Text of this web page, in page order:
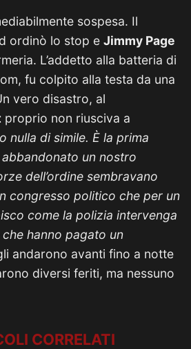
sospesa. Il
ordinò lo stop e Jimmy Page
L’addetto alla batteria di
fu colpito alla testa da una
vero disastro, al
proprio non riusciva a
nulla di simile. È la prima
un nostro
dell’ordine sembravano
congresso politico che per un
come la polizia intervenga
hanno pagato un
andarono avanti fino a notte
diversi feriti, ma nessuno
CORRELATI